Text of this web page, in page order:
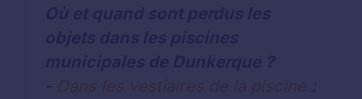
- Dans les vestiaires de la piscine :